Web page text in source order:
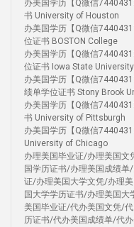
办美国学历【Q微信
书 University of Houston
办美国学历【Q微信
位证书 BOSTON College
办美国学历【Q微信
位证书 Iowa State University
办美国学历【Q微信
绩单学位证书 Stony Brook
办美国学历【Q微信
书 University of Pittsburgh
办美国学历【Q微信
University of Chicago
办理美国毕业证/办理美国
国学历证书/办理美国成绩
证/办理美国大学文凭/办理
国大学学历证书/办理美国
美国毕业证/代办美国文凭/
历证书/代办美国成绩单/代